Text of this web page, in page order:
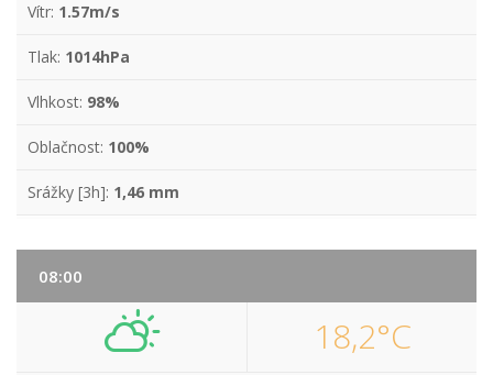
Vítr: 1.57m/s
Tlak: 1014hPa
Vlhkost: 98%
Oblačnost: 100%
Srážky [3h]: 1,46 mm
08:00
18,2°C